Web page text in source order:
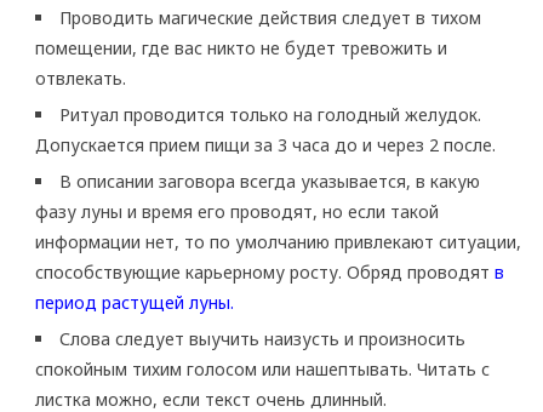
Проводить магические действия следует в тихом
помещении, где вас никто не будет тревожить и
отвлекать.
Ритуал проводится только на голодный желудок.
Допускается прием пищи за 3 часа до и через 2 после.
В описании заговора всегда указывается, в какую
фазу луны и время его проводят, но если такой
информации нет, то по умолчанию привлекают ситуации,
способствующие карьерному росту. Обряд проводят в
период растущей луны.
Слова следует выучить наизусть и произносить
спокойным тихим голосом или нашептывать. Читать с
листка можно, если текст очень длинный.